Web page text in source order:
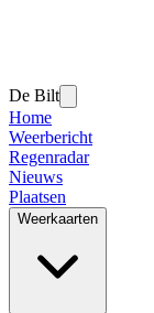
De Bilt
Home
Weerbericht
Regenradar
Nieuws
Plaatsen
Weerkaarten